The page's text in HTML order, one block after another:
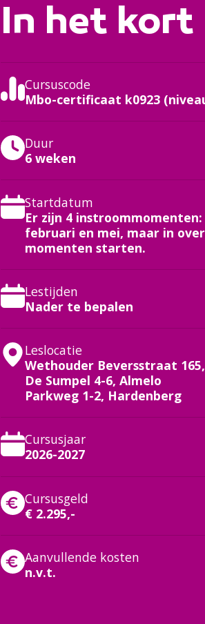
In het kort
Cursuscode
Mbo-certificaat k0923
Duur
6 weken
Startdatum
Er zijn 4
februari en mei, maar in
momenten starten.
Lestijden
Nader te bepalen
Leslocatie
Wethouder Beversstraat
De Sumpel 4-6, Almelo
Parkweg 1-2, Hardenberg
Cursusjaar
2026-2027
Cursusgeld
€ 2.295,-
Aanvullende kosten
n.v.t.